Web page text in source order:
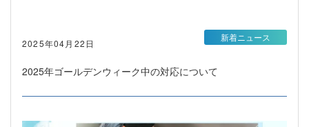
2025年04月22日
2025年ゴールデンウィーク中の対応について
新着ニュース